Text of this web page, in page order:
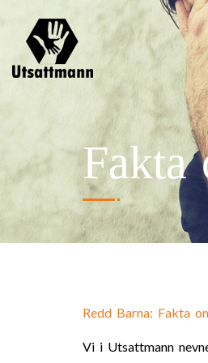
Fakta
Redd Barna: Fakta
Vi i Utsattmann